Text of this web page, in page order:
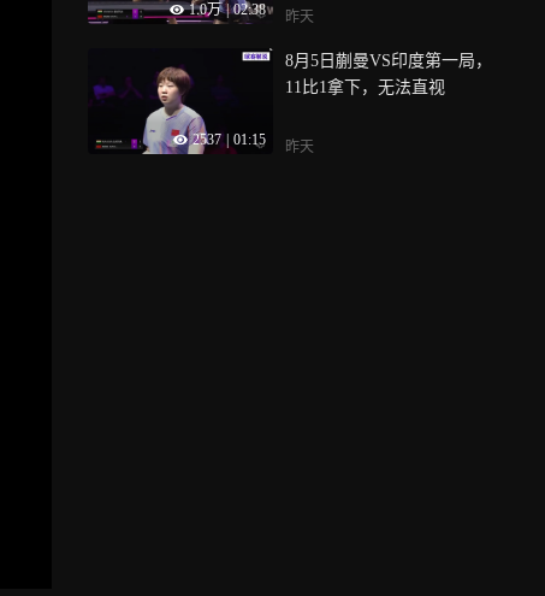
1.0万 | 02:38 昨天
2537 01:15
8月5日蒯曼VS印度第一局，
11比1拿下，无法直视
昨天